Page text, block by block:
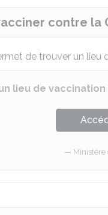
contre la
de trouver un lieu
lieu de vaccination
Ministère